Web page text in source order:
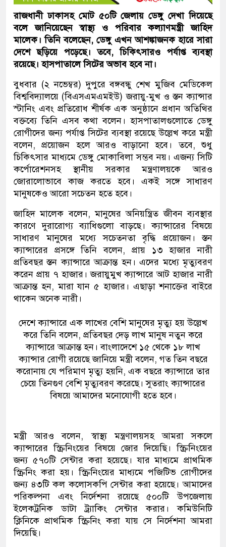
রাজধানী ঢাকাসহ মোট ৫০টি জেলায় ডেঙ্গু দেখা দিয়েছে
বলে জানিয়েছেন স্বাস্থ্য ও পরিবার কল্যাণমন্ত্রী জাহিদ
মালেক। তিনি বলেছেন, ডেঙ্গু এখন আশঙ্কাজনক হারে সারা
দেশে ছড়িয়ে পড়েছে। তবে, চিকিৎসারও পর্যাপ্ত ব্যবস্থা
রয়েছে। হাসপাতালে সিটের অভাব হবে না।
বুধবার (২ নভেম্বর) দুপুরে বঙ্গবন্ধু শেখ মুজিব মেডিকেল
বিশ্ববিদ্যালয়ে (বিএসএমএমইউ) জরায়ু-মুখ ও স্তন ক্যান্সার
স্টানিং এবং প্রতিরোধ শীর্ষক এক অনুষ্ঠানে প্রধান অতিথির
বক্তব্যে তিনি এসব কথা বলেন। হাসপাতালগুলোতে ডেঙ্গু
রোগীদের জন্য পর্যাপ্ত সিটের ব্যবস্থা রয়েছে উল্লেখ করে মন্ত্রী
বলেন, প্রয়োজন হলে আরও বাড়ানো হবে। তবে, শুধু
চিকিৎসার মাধ্যমে ডেঙ্গু মোকাবিলা সম্ভব নয়। এজন্য সিটি
কর্পোরেশনসহ স্থানীয় সরকার মন্ত্রণালয়কে আরও
জোরালোভাবে কাজ করতে হবে। একই সঙ্গে সাধারণ
মানুষকেও আরো সচেতন হতে হবে।
জাহিদ মালেক বলেন, মানুষের অনিয়ন্ত্রিত জীবন ব্যবস্থার
কারণে দুরারোগ্য ব্যাধিগুলো বাড়ছে। ক্যান্সারের বিষয়ে
সাধারণ মানুষের মধ্যে সচেতনতা বৃদ্ধি প্রয়োজন। স্তন
ক্যান্সারের প্রসঙ্গে তিনি বলেন, প্রায় ১৩ হাজার নারী
প্রতিবছর স্তন ক্যান্সারে আক্রান্ত হন। এদের মধ্যে মৃত্যুবরণ
করেন প্রায় ৭ হাজার। জরায়ুমুখ ক্যান্সারে আট হাজার নারী
আক্রান্ত হন, মারা যান ৫ হাজার। এছাড়া শনাক্তের বাইরে
থাকেন অনেক নারী।
দেশে ক্যান্সারে এক লাখের বেশি মানুষের মৃত্যু হয় উল্লেখ
করে তিনি বলেন, প্রতিবছর দেড় লাখ মানুষ নতুন করে
ক্যান্সারে আক্রান্ত হন। বাংলাদেশে ১৫ থেকে ১৮ লাখ
ক্যান্সার রোগী রয়েছে জানিয়ে মন্ত্রী বলেন, গত তিন বছরে
করোনায় যে পরিমাণ মৃত্যু হয়নি, এক বছরে ক্যান্সারে তার
চেয়ে তিনগুণ বেশি মৃত্যুবরণ করেছে। সুতরাং ক্যান্সারের
বিষয়ে আমাদের মনোযোগী হতে হবে।
মন্ত্রী আরও বলেন, স্বাস্থ্য মন্ত্রণালয়সহ আমরা সকলে
ক্যান্সারের স্ক্রিনিংয়ের বিষয়ে জোর দিয়েছি। স্ক্রিনিংয়ের
জন্য ৫৭০টি সেন্টার করা হয়েছে। যার মাধ্যমে প্রাথমিক
স্ক্রিনিং করা হয়। স্ক্রিনিংয়ের মাধ্যমে পজিটিভ রোগীদের
জন্য ৪৩টি কল কলোসকপি সেন্টার করা হয়েছে। আমাদের
পরিকল্পনা এবং নির্দেশনা রয়েছে ৫০০টি উপজেলায়
ইলেকট্রনিক ডাটা ট্র্যাকিং সেন্টার করার। কমিউনিটি
ক্লিনিকে প্রাথমিক স্ক্রিনিং করা যায় সে নির্দেশনা আমরা
দিয়েছি।